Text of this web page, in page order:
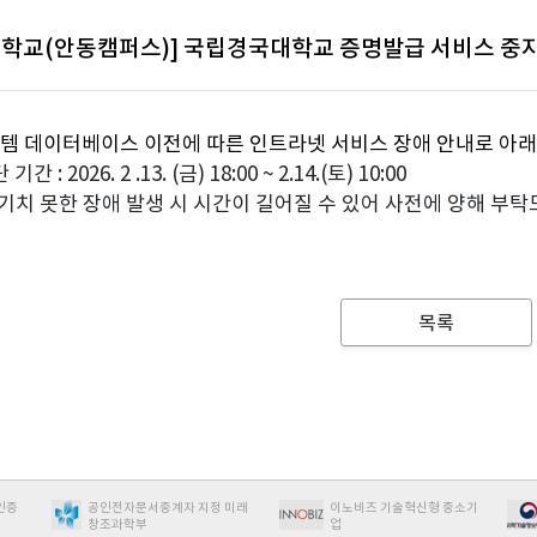
교(안동캠퍼스)] 국립경국대학교 증명발급 서비스 중
데이터베이스 이전에 따른 인트라넷 서비스 장애 안내로 아
기간 : 2026. 2 .13. (금) 18:00 ~ 2.14.(토) 10:00
치 못한 장애 발생 시 시간이 길어질 수 있어 사전에 양해 부탁
목록
증
공인전자문서중계자 지정 미래
창조과학부
이노비즈 기술혁신형 중소기
업